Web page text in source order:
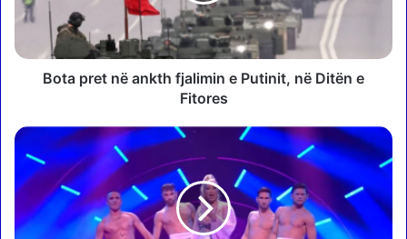
n
k
f
a
Bota pret në ankth fjalimin e Putinit, në Ditën e
Fitores
D
h
t
o